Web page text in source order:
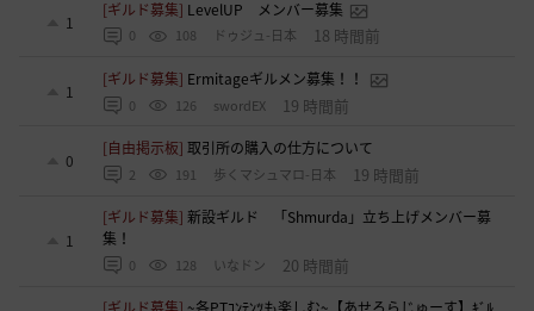
1
[ギルド募集] LevelUP メンバー募集
0 108 ドゥジュ-日本 18 時間前
1
[ギルド募集] Ermitageギルメン募集！！
0 126 swordEX 19 時間前
0
[自由掲示板]取引所の購入の仕方について
2 191 歩くマシュマロ-日本 19 時間前
1
[ギルド募集]新設ギルド 「Shmurda」立ち上げメンバー募
集！
0 128 いなドン 20 時間前